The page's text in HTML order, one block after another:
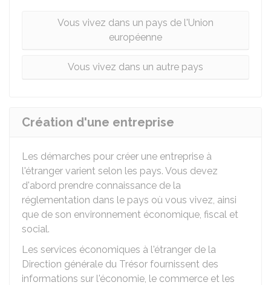
Vous vivez dans un pays de l'Union
européenne
Vous vivez dans un autre pays
Création d'une entreprise
Les démarches pour créer une entreprise à
l'étranger varient selon les pays. Vous devez
d'abord prendre connaissance de la
réglementation dans le pays où vous vivez, ainsi
que de son environnement économique, fiscal et
social.
Les services économiques à l'étranger de la
Direction générale du Trésor fournissent des
informations sur l'économie, le commerce et les